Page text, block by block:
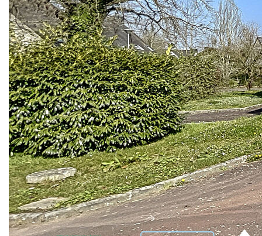
VENDU - EXCLUSIVITE - A BRUZ secteur Vau Gaillard,
maison-appartement, mitoyenne, d'environ 65m² (74m² au
sol) et disposant d'une belle pièce de vie, d'une cuisine
aménagée équipée, de 3 chambres et d'une salle d'eau
récente. Jardinet entièrement clos et garage attenant avec
espace buanderie. Environnement calme et verdoyant
(parc et sentiers de promenade à proximité), proche des
commodités. Bien soumis au statut de la copropriété (13
lots). Quote-part annuelle de 549€/an (soit 45EUR / mois).
Prix incluant les honoraires d'agence de 3,29% TTC à
charge acquéreur.
Nos honoraires Nous contacter
Diagnostics énergétiques